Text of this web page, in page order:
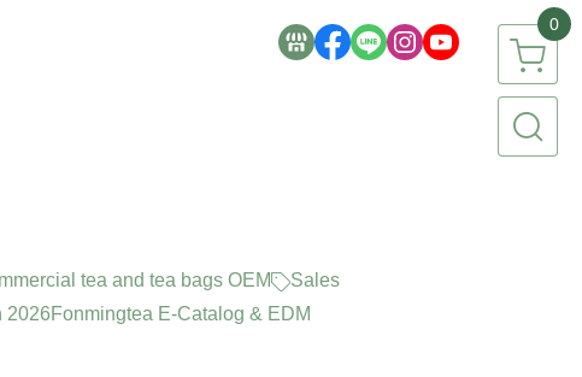
0
tea and tea bags OEM
Sales
2026Fonmingtea E-Catalog & EDM